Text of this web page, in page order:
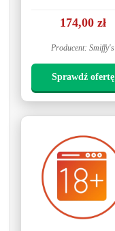
174,00 zł
Producent: Smiffy's
Sprawdź ofertę